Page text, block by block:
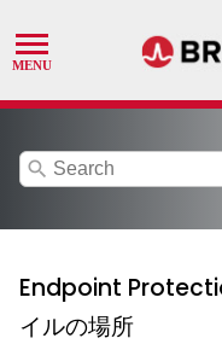
search
Endpoint
イルの場所